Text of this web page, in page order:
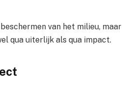
van het milieu, maar
qua uiterlijk als qua impact.